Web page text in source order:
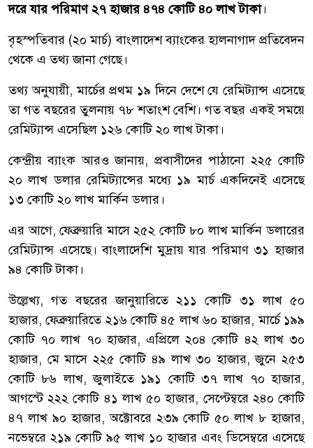
দরে যার পরিমাণ ২৭ হাজার ৪৭৪ কোটি ৪০ লাখ টাকা।
বৃহস্পতিবার (২০ মার্চ) বাংলাদেশ ব্যাংকের হালনাগাদ প্রতিবেদন
থেকে এ তথ্য জানা গেছে।
তথ্য অনুযায়ী, মার্চের প্রথম ১৯ দিনে দেশে যে রেমিট্যান্স এসেছে
তা গত বছরের তুলনায় ৭৮ শতাংশ বেশি। গত বছর একই সময়ে
রেমিট্যান্স এসেছিল ১২৬ কোটি ২০ লাখ টাকা।
কেন্দ্রীয় ব্যাংক আরও জানায়, প্রবাসীদের পাঠানো ২২৫ কোটি
২০ লাখ ডলার রেমিট্যান্সের মধ্যে ১৯ মার্চ একদিনেই এসেছে
১৩ কোটি ২০ লাখ মার্কিন ডলার।
এর আগে, ফেব্রুয়ারি মাসে ২৫২ কোটি ৮০ লাখ মার্কিন ডলারের
রেমিট্যান্স এসেছে। বাংলাদেশি মুদ্রায় যার পরিমাণ ৩১ হাজার
৯৪ কোটি টাকা।
উল্লেখ্য, গত বছরের জানুয়ারিতে ২১১ কোটি ৩১ লাখ ৫০
হাজার, ফেব্রুয়ারিতে ২১৬ কোটি ৪৫ লাখ ৬০ হাজার, মার্চে ১৯৯
কোটি ৭০ লাখ ৭০ হাজার, এপ্রিলে ২০৪ কোটি ৪২ লাখ ৩০
হাজার, মে মাসে ২২৫ কোটি ৪৯ লাখ ৩০ হাজার, জুনে ২৫৩
কোটি ৮৬ লাখ, জুলাইতে ১৯১ কোটি ৩৭ লাখ ৭০ হাজার,
আগস্টে ২২২ কোটি ৪১ লাখ ৫০ হাজার, সেপ্টেম্বরে ২৪০ কোটি
৪৭ লাখ ৯০ হাজার, অক্টোবরে ২৩৯ কোটি ৫০ লাখ ৮ হাজার,
নভেম্বরে ২১৯ কোটি ৯৫ লাখ ১০ হাজার এবং ডিসেম্বরে এসেছে